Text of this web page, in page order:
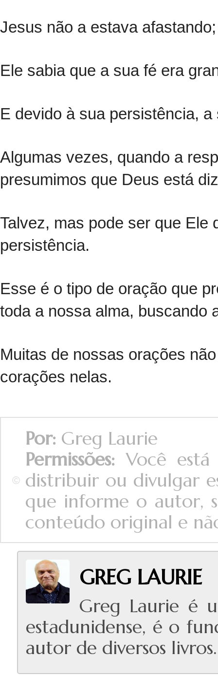
Jesus não a estava
Ele sabia que a sua fé era
E devido à sua persistência,
Algumas vezes, quando a
presumimos que Deus está
Talvez, mas pode ser que Ele
persistência.
Esse é o tipo de oração que
toda a nossa alma, buscando
Muitas de nossas orações
corações nelas.
Por: Greg Laurie
Permissões:Você
distribuir ou divulgar
que informe o autor,
conteúdo original e
GREG LAURIE
Greg Laurie é
estadunidense, é o
autor de diversos livros.